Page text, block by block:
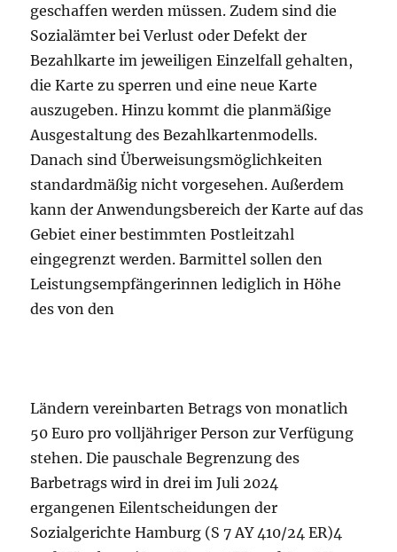
geschaffen werden müssen. Zudem sind die
Sozialämter bei Verlust oder Defekt der
Bezahlkarte im jeweiligen Einzelfall gehalten,
die Karte zu sperren und eine neue Karte
auszugeben. Hinzu kommt die planmäßige
Ausgestaltung des Bezahlkartenmodells.
Danach sind Überweisungsmöglichkeiten
standardmäßig nicht vorgesehen. Außerdem
kann der Anwendungsbereich der Karte auf das
Gebiet einer bestimmten Postleitzahl
eingegrenzt werden. Barmittel sollen den
Leistungsempfängerinnen lediglich in Höhe
des von den
Ländern vereinbarten Betrags von monatlich
50 Euro pro volljähriger Person zur Verfügung
stehen. Die pauschale Begrenzung des
Barbetrags wird in drei im Juli 2024
ergangenen Eilentscheidungen der
Sozialgerichte Hamburg (S 7 AY 410/24 ER)4